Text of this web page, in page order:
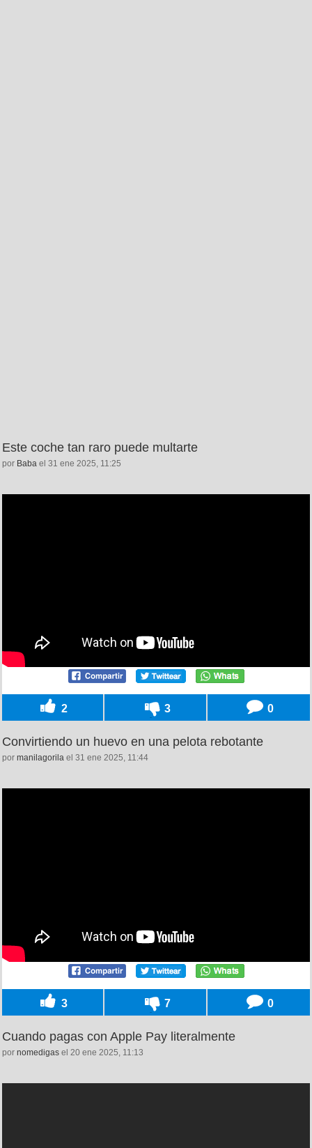
Este coche tan raro puede multarte
por Baba el 31 ene 2025, 11:25
2 3 0
Convirtiendo un huevo en una pelota rebotante
por manilagorila el 31 ene 2025, 11:44
3 7 0
Cuando pagas con Apple Pay literalmente
por nomedigas el 20 ene 2025, 11:13